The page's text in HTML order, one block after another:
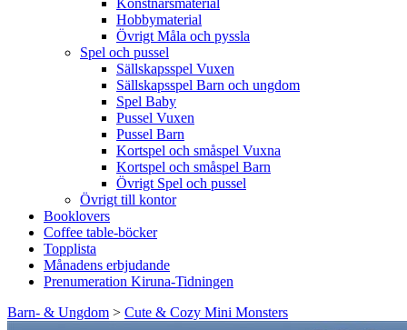
Konstnärsmaterial
Hobbymaterial
Övrigt Måla och pyssla
Spel och pussel
Sällskapsspel Vuxen
Sällskapsspel Barn och ungdom
Spel Baby
Pussel Vuxen
Pussel Barn
Kortspel och småspel Vuxna
Kortspel och småspel Barn
Övrigt Spel och pussel
Övrigt till kontor
Booklovers
Coffee table-böcker
Topplista
Månadens erbjudande
Prenumeration Kiruna-Tidningen
Barn- & Ungdom > Cute & Cozy Mini Monsters